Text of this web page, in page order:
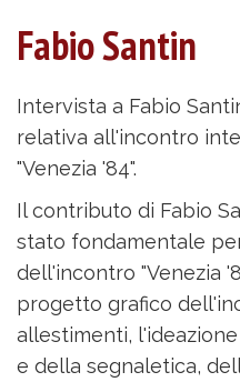
Fabio Santin
Intervista a Fabio
relativa all'incontro
"Venezia '84".
Il contributo di Fabio
stato fondamentale
dell'incontro "Venezia
progetto grafico
allestimenti,
e della segnaletica,